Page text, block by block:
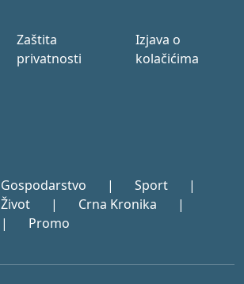
Zaštita
privatnosti
Izjava o
kolačićima
Gospodarstvo | Sport
|
Život | Crna Kronika
|
| Promo